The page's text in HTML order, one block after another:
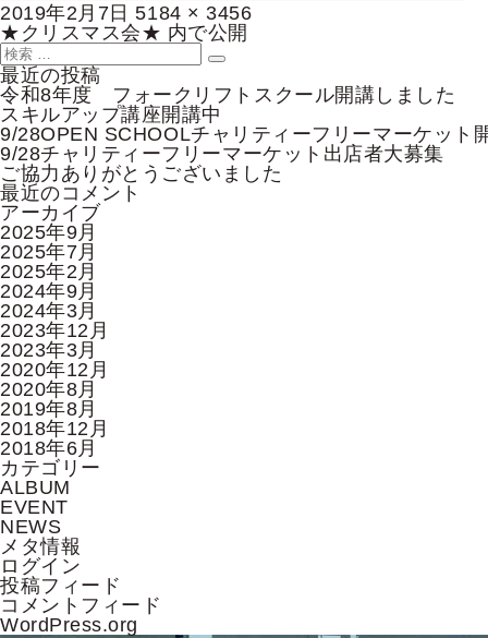
投
稿
日:
2019年2月7日 フ
ル
イ
ズ
5184 × 3456
投
稿
ナ
ビ
ゲ
ー
シ
ョ
ン
★クリスマス会★ 内で公開
検
索:
検
索
最近の投稿
令和8年度 フォークリフトスクール開講しました
スキルアップ講座開講中
9/28OPEN SCHOOLチャリティーフリーマーケット
9/28チャリティーフリーマーケット出店者大募集
ご協力ありがとうございました
最近のコメント
アーカイブ
2025年9月
2025年7月
2025年2月
2024年9月
2024年3月
2023年12月
2023年3月
2020年12月
2020年8月
2019年8月
2018年12月
2018年6月
カテゴリー
ALBUM
EVENT
NEWS
メタ情報
ログイン
投稿フィード
コメントフィード
WordPress.org